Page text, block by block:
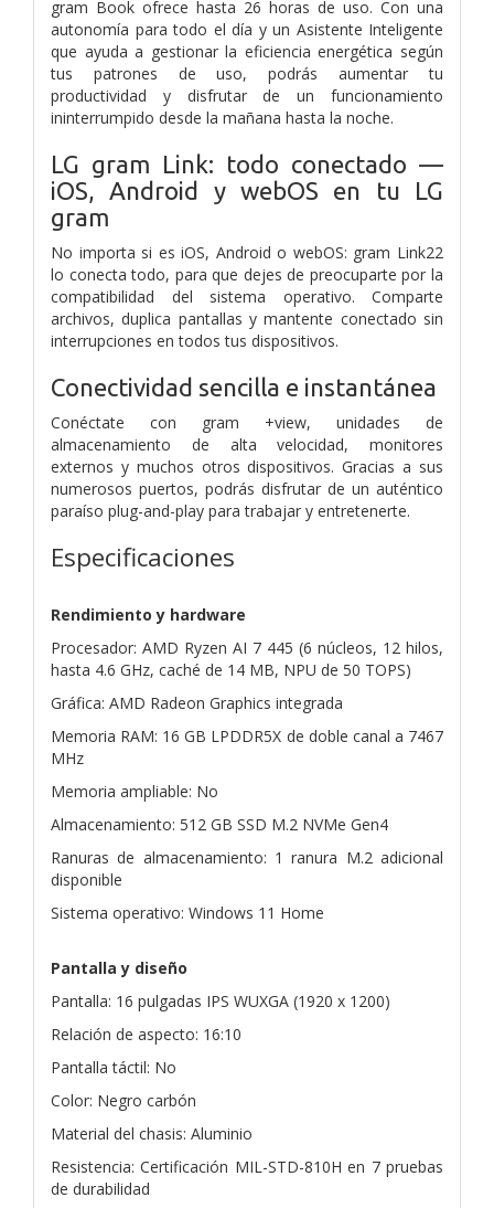
gram Book ofrece hasta 26 horas de uso. Con una
autonomía para todo el día y un Asistente Inteligente
que ayuda a gestionar la eficiencia energética según
tus patrones de uso, podrás aumentar tu
productividad y disfrutar de un funcionamiento
ininterrumpido desde la mañana hasta la noche.
LG gram Link: todo conectado —
iOS, Android y webOS en tu LG
gram
No importa si es iOS, Android o webOS: gram Link22
lo conecta todo, para que dejes de preocuparte por la
compatibilidad del sistema operativo. Comparte
archivos,duplica pantallas y mantente conectado sin
interrupciones en todos tus dispositivos.
Conectividad sencilla e instantánea
Conéctate con gram +view, unidades de
almacenamiento de alta velocidad, monitores
externos y muchos otros dispositivos. Gracias a sus
numerosos puertos, podrás disfrutar de un auténtico
paraíso plug-and-play para trabajar y entretenerte.
Especificaciones
Rendimiento y hardware
Procesador: AMD Ryzen AI 7 445 (6 núcleos, 12 hilos,
hasta 4.6 GHz, caché de 14 MB, NPU de 50 TOPS)
Gráfica: AMD Radeon Graphics integrada
Memoria RAM: 16 GB LPDDR5X de doble canal a 7467
MHz
Memoria ampliable: No
Almacenamiento: 512 GB SSD M.2 NVMe Gen4
Ranuras de almacenamiento: 1 ranura M.2 adicional
disponible
Sistema operativo: Windows 11 Home
Pantalla y diseño
Pantalla: 16 pulgadas IPS WUXGA (1920 x 1200)
Relación de aspecto: 16:10
Pantalla táctil: No
Color: Negro carbón
Material del chasis: Aluminio
Resistencia: Certificación MIL-STD-810H en 7 pruebas
de durabilidad